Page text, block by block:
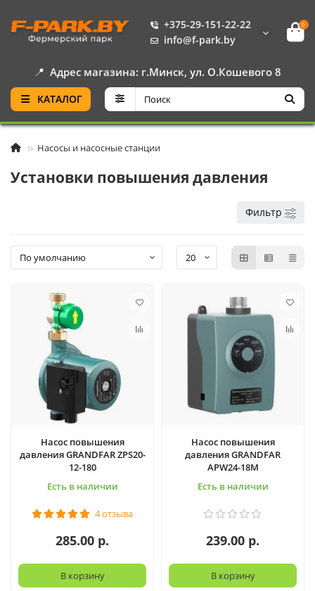
+375-29-151-22-22
info@f-park.by
0
📍 Адрес магазина: г.Минск, ул. О.Кошевого 8
КАТАЛОГ
Насосы и насосные станции
Установки повышения давления
Фильтр
Насос повышения
давления GRANDFAR ZPS20-
12-180
Есть в наличии
4 отзыва
285.00 р.
В корзину
Насос повышения
давления GRANDFAR
APW24-18M
Есть в наличии
239.00 р.
В корзину